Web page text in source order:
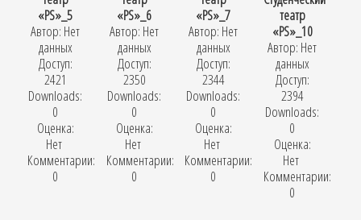
«PS»_5
Автор: Нет
данных
Доступ:
2421
Downloads:
0
Оценка:
Нет
Комментарии:
0
«PS»_6
Автор: Нет
данных
Доступ:
2350
Downloads:
0
Оценка:
Нет
Комментарии:
0
«PS»_7
Автор: Нет
данных
Доступ:
2344
Downloads:
0
Оценка:
Нет
Комментарии:
0
театр
«PS»_10
Автор: Нет
данных
Доступ:
2394
Downloads:
0
Оценка:
Нет
Комментарии:
0